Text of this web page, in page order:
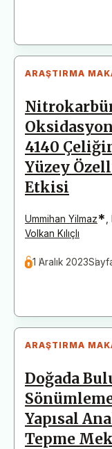
ARAŞTIRMA
4140
Yüzey
Etkisi
Ummihan Yilmaz*
Volkan Kılıçlı
1 Aralık 2023
ARAŞTIRMA
Doğada
Yapısal
Tepme